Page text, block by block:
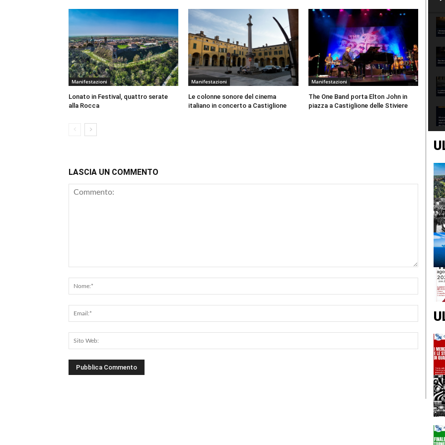
Manifestazioni
Lonato in Festival, quattro serate
alla Rocca
Manifestazioni
Le colonne sonore del cinema
italiano in concerto a Castiglione
Manifestazioni
The One Band porta Elton John in
piazza a Castiglione delle Stiviere
LASCIA UN COMMENTO
Nome:*
Email:*
Web: